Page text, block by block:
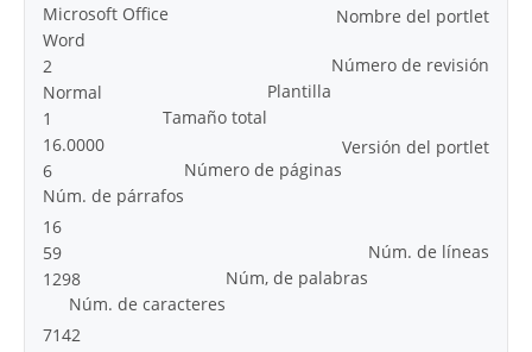
Nombre del portlet
Microsoft Office
Word
Número de revisión
2
Plantilla
Normal
Tamaño total
1
Versión del portlet
16.0000
Número de páginas
6
Núm. de párrafos
16
Núm. de líneas
59
Núm, de palabras
1298
Núm. de caracteres
7142